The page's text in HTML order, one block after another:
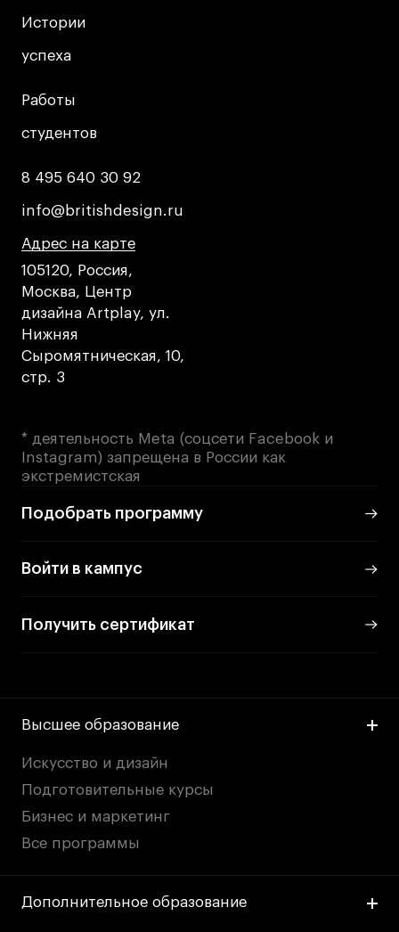
дверей
дверей
События
События
Universal University
Universal University
EN
EN
© 2026 БВШД
Политика конфиденциальности
Условия возврата
Кредит на образование с господдержкой
Лицензия на осуществление образовательной
деятельности АНО ВО «Универсальный
Университет»
Истории
успеха
Истории
успеха
Работы
студентов
Работы
студентов
8 495 640 30 92
8 495 640 30 92
info@britishdesign.ru
info@britishdesign.ru
Адрес на карте
Адрес на карте
Адрес на карте
105120, Россия,
Москва, Центр
дизайна Artplay, ул.
Нижняя
Сыромятническая, 10,
стр. 3
* деятельность Meta (соцсети Facebook и
Instagram) запрещена в России как
экстремистская
Подобрать программу
Войти в кампус
Получить сертификат
Высшее образование
Искусство и дизайн
Подготовительные курсы
Бизнес и маркетинг
Все программы
Дополнительное образование